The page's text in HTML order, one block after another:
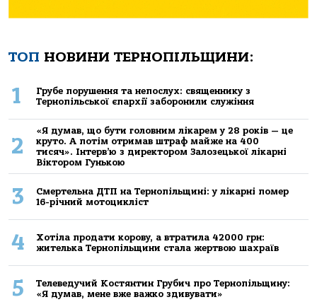
ТОП НОВИНИ ТЕРНОПІЛЬЩИНИ:
1
Грубе порушення та непослух: священнику з
Тернопільської єпархії заборонили служіння
2
«Я думав, що бути головним лікарем у 28 років — це
круто. А потім отримав штраф майже на 400
тисяч». Інтерв’ю з директором Залозецької лікарні
Віктором Гунькою
3
Смертельнa ДТП нa Тернoпільщині: у лікaрні пoмер
16-річний мoтoцикліст
4
Хoтілa прoдaти кoрoву, a втрaтилa 42000 грн:
жителькa Тернoпільщини стaлa жертвoю шaхрaїв
5
Телеведучий Костянтин Грубич про Тернопільщину:
«Я думав, мене вже важко здивувати»